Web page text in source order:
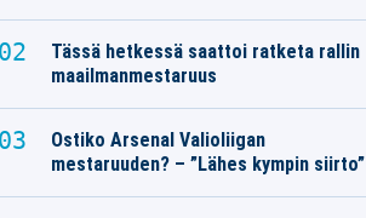
Tässä hetkessä saattoi ratketa rallin
maailmanmestaruus
Ostiko Arsenal Valioliigan
mestaruuden? – ”Lähes kympin siirto”